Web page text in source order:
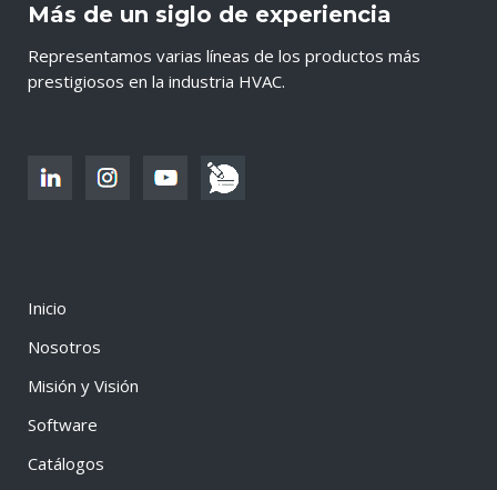
Más de un siglo de experiencia
Representamos varias líneas de los productos más
prestigiosos en la industria HVAC.
Inicio
Nosotros
Misión y Visión
Software
Catálogos